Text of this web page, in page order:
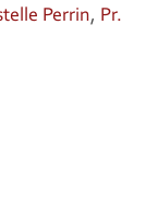
Perrin, Pr.